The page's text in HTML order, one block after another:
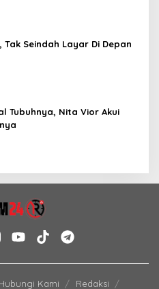
Tak Seindah Layar Di Depan
Tubuhnya, Nita Vior Akui
Hubungi Kami Redaksi